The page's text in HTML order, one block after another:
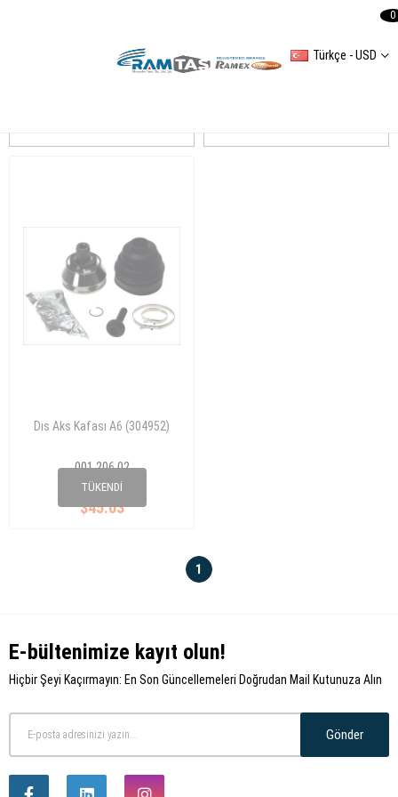
Türkçe - USD
0
TÜKENDI
Dıs Aks Kafası A6 (304952)
001 206 02
$45.03
4F0 498 099A
1
E-bültenimize kayıt olun!
Hiçbir Şeyi Kaçırmayın: En Son Güncellemeleri Doğrudan Mail Kutunuza Alın
Gönder